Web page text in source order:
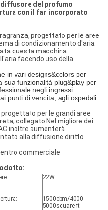
diffusore del profumo
con il fan incorporato
progettato per le aree
di condizionamento d'aria.
questa macchina
facendo uso della
in vari designs&colors per
sua funzionalità plug&play per
negli ingressi
punti di vendita, agli ospedali
progettato per le grandi aree
collegato Nel migliore dei
inoltre aumenterà
alla diffusione diritto
commerciale
22W
1500cbm/4000-
5000square ft